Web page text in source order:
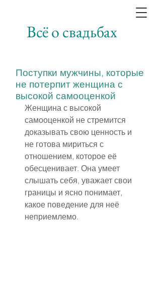
Всё о свадьбах
Поступки мужчины, которые
не потерпит женщина с
высокой самооценкой
Женщина с высокой
самооценкой не стремится
доказывать свою ценность и
не готова мириться с
отношением, которое её
обесценивает. Она умеет
слышать себя, уважает свои
границы и ясно понимает,
какое поведение для неё
неприемлемо.